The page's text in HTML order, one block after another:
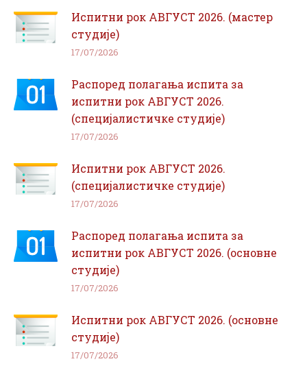
Испитни рок АВГУСТ 2026. (мастер
студије)
17/07/2026
Распоред полагања испита за
испитни рок АВГУСТ 2026.
(специјалистичке студије)
17/07/2026
Испитни рок АВГУСТ 2026.
(специјалистичке студије)
17/07/2026
Распоред полагања испита за
испитни рок АВГУСТ 2026. (основне
студије)
17/07/2026
Испитни рок АВГУСТ 2026. (основне
студије)
17/07/2026